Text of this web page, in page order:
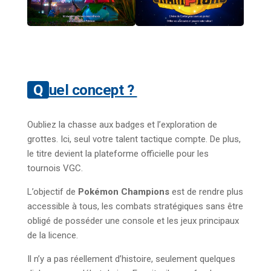
Quel concept ?
Oubliez la chasse aux badges et l’exploration de
grottes. Ici, seul votre talent tactique compte. De plus,
le titre devient la plateforme officielle pour les
tournois VGC.
L’objectif de Pokémon Champions est de rendre plus
accessible à tous, les combats stratégiques sans être
obligé de posséder une console et les jeux principaux
de la licence.
Il n’y a pas réellement d’histoire, seulement quelques